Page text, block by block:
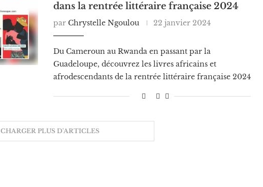
dans la rentrée littéraire française 2024
par Chrystelle Ngoulou 22 janvier 2024
Du Cameroun au Rwanda en passant par la
Guadeloupe, découvrez les livres africains et
afrodescendants de la rentrée littéraire française 2024
CHARGER PLUS D'ARTICLES